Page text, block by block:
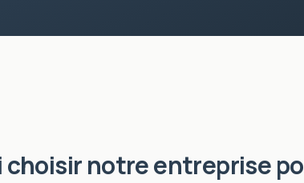
choisir notre entreprise